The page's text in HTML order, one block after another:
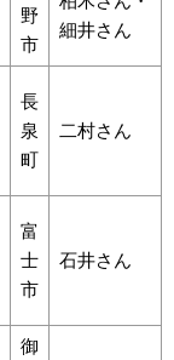
野
市
細井さん
長
泉
町
二村さん
富
士
市
石井さん
御